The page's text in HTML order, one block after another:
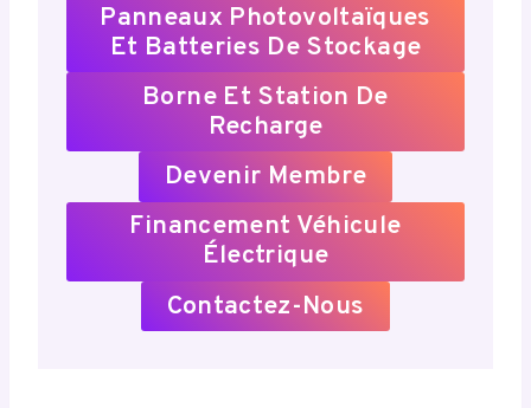
Panneaux Photovoltaïques
Et Batteries De Stockage
Borne Et Station De
Recharge
Devenir Membre
Financement Véhicule
Électrique
Contactez-Nous